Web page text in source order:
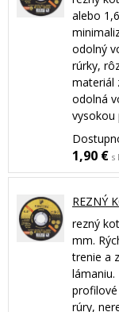
alebo
odolný
rúrky,
materiál
odolná
vysokou
1,90 € s
REZNÝ
rezný
mm.
trenie a
lámaniu.
rúry,